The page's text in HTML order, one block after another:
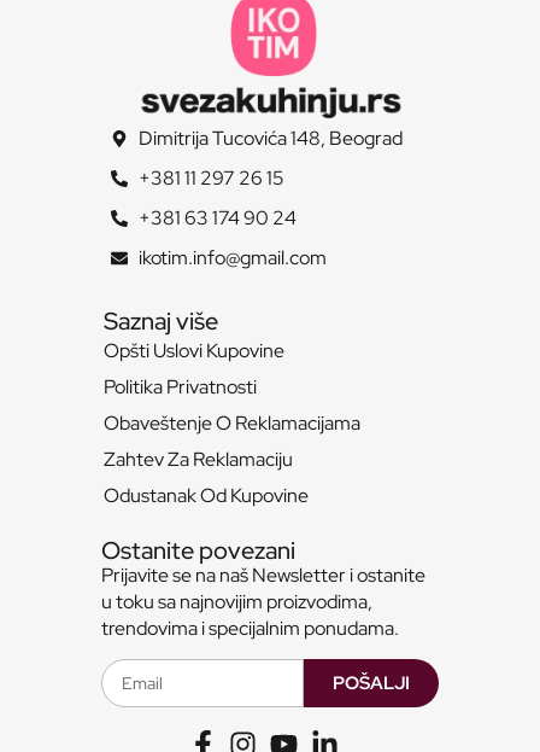
Dimitrija Tucovića 148, Beograd
+381 11 297 26 15
+381 63 174 90 24
ikotim.info@gmail.com
Saznaj više
Opšti Uslovi Kupovine
Politika Privatnosti
Obaveštenje O Reklamacijama
Zahtev Za Reklamaciju
Odustanak Od Kupovine
Ostanite povezani
Prijavite se na naš Newsletter i ostanite
u toku sa najnovijim proizvodima,
trendovima i specijalnim ponudama.
POŠALJI